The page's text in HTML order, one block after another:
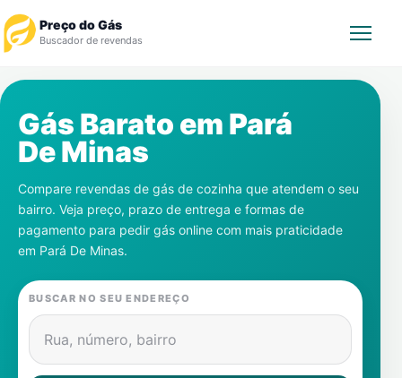
Preço do Gás
Buscador de revendas
Revendedor
Notícias
Cadastre-se
Gás
Contatos
Gás Barato em Pará
De Minas
Compare revendas de gás de cozinha que atendem o seu
bairro. Veja preço, prazo de entrega e formas de
pagamento para pedir gás online com mais praticidade
em Pará De Minas.
BUSCAR NO SEU ENDEREÇO
Rua, número, bairro